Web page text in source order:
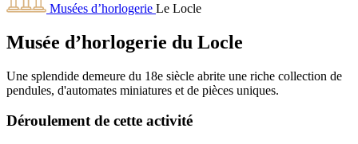
Musées d’horlogerie Le Locle
Musée d’horlogerie du Locle
Une splendide demeure du 18e siècle abrite une riche collection de
pendules, d'automates miniatures et de pièces uniques.
Déroulement de cette activité